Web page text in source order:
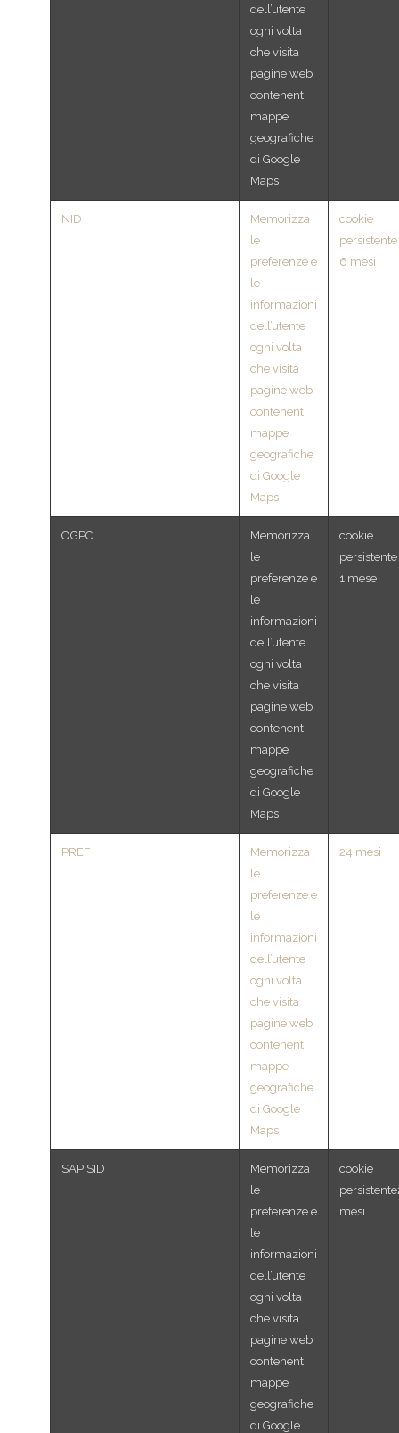
dell’utente
ogni volta
che visita
pagine web
contenenti
mappe
geografiche
di Google
Maps
NID
Memorizza
le
preferenze e
le
informazioni
dell’utente
ogni volta
che visita
pagine web
contenenti
mappe
geografiche
di Google
Maps
cookie
persistente
6 mesi
OGPC
Memorizza
le
preferenze e
le
informazioni
dell’utente
ogni volta
che visita
pagine web
contenenti
mappe
geografiche
di Google
Maps
cookie
persistente
1 mese
PREF
Memorizza
le
preferenze e
le
informazioni
dell’utente
ogni volta
che visita
pagine web
contenenti
mappe
geografiche
di Google
Maps
24 mesi
SAPISID
Memorizza
le
preferenze e
le
informazioni
dell’utente
ogni volta
che visita
pagine web
contenenti
mappe
geografiche
di Google
cookie
mesi